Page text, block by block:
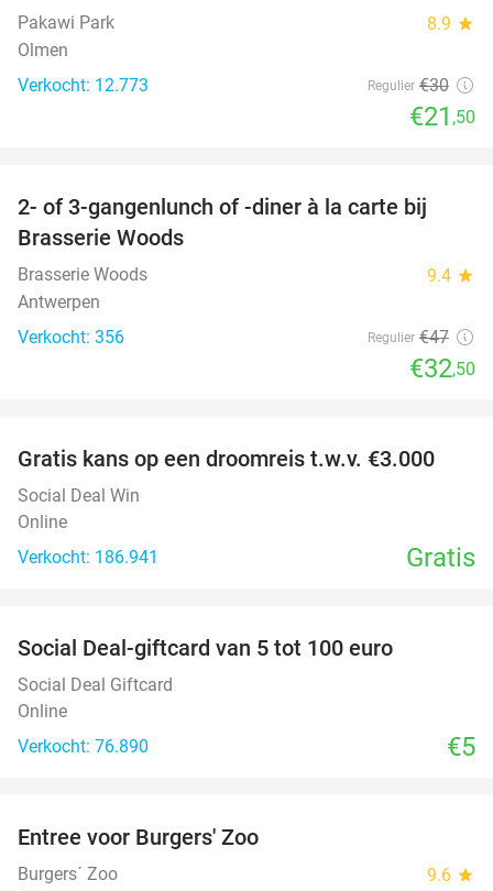
Pakawi Park 8.9 star
Olmen
Verkocht: 12.773
Regulier €30
€21 ,50
31%
2- of 3-gangenlunch of -diner à la carte bij
Brasserie Woods
Brasserie Woods 9.4 star
Antwerpen
Verkocht: 356
Regulier €47
€32,50
Gratis kans op een droomreis t.w.v. €3.000
Social Deal Win
Online
Verkocht: 186.941
Gratis
Social Deal-giftcard van 5 tot 100 euro
Social Deal Giftcard
Online
Verkocht: 76.890
€5
Entree voor Burgers' Zoo
Burgers´ Zoo 9.6 star